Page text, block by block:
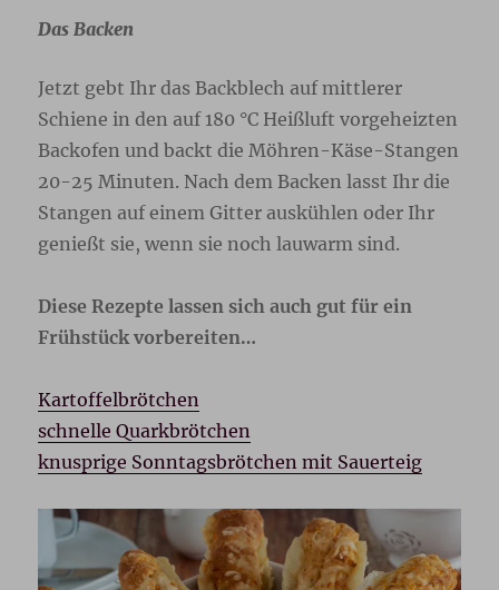
Das Backen
Jetzt gebt Ihr das Backblech auf mittlerer
Schiene in den auf 180 °C Heißluft vorgeheizten
Backofen und backt die Möhren-Käse-Stangen
20-25 Minuten. Nach dem Backen lasst Ihr die
Stangen auf einem Gitter auskühlen oder Ihr
genießt sie, wenn sie noch lauwarm sind.
Diese Rezepte lassen sich auch gut für ein
Frühstück vorbereiten…
Kartoffelbrötchen
schnelle Quarkbrötchen
knusprige Sonntagsbrötchen mit Sauerteig